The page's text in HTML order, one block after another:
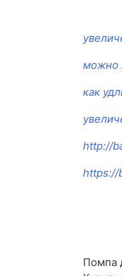
можно
как
http://
https://
Помпа